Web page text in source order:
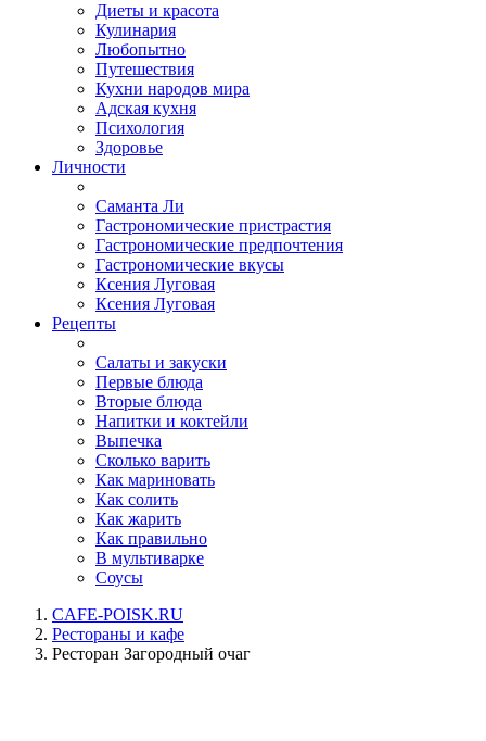
Диеты и красота
Кулинария
Любопытно
Путешествия
Кухни народов мира
Адская кухня
Психология
Здоровье
Личности
Саманта Ли
Гастрономические пристрастия
Гастрономические предпочтения
Гастрономические вкусы
Ксения Луговая
Ксения Луговая
Рецепты
Салаты и закуски
Первые блюда
Вторые блюда
Напитки и коктейли
Выпечка
Сколько варить
Как мариновать
Как солить
Как жарить
Как правильно
В мультиварке
Соусы
CAFE-POISK.RU
Рестораны и кафе
Ресторан Загородный очаг